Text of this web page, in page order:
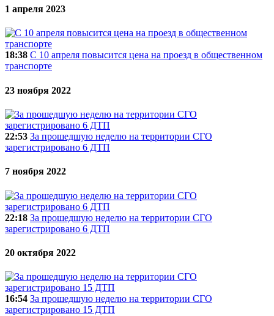
1 апреля 2023
18:38 С 10 апреля повысится цена на проезд в общественном
транспорте
23 ноября 2022
22:53 За прошедшую неделю на территории СГО
зарегистрировано 6 ДТП
7 ноября 2022
22:18 За прошедшую неделю на территории СГО
зарегистрировано 6 ДТП
20 октября 2022
16:54 За прошедшую неделю на территории СГО
зарегистрировано 15 ДТП